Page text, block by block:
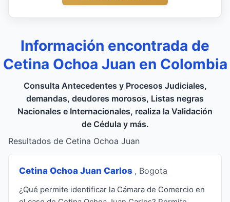
Información encontrada de
Cetina Ochoa Juan en Colombia
Consulta Antecedentes y Procesos Judiciales,
demandas, deudores morosos, Listas negras
Nacionales e Internacionales, realiza la Validación
de Cédula y más.
Resultados de Cetina Ochoa Juan
Cetina Ochoa Juan Carlos , Bogota
¿Qué permite identificar la Cámara de Comercio en